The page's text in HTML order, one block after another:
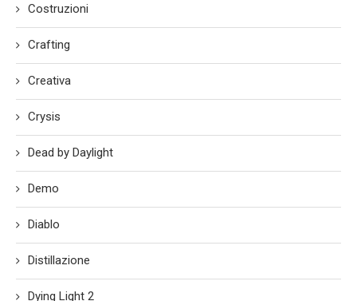
Costruzioni
Crafting
Creativa
Crysis
Dead by Daylight
Demo
Diablo
Distillazione
Dying Light 2